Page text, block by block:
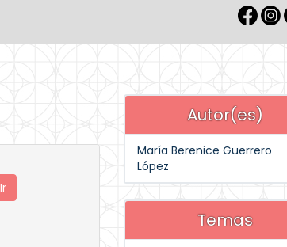
Autor(es)
María Berenice Guerrero
López
Temas